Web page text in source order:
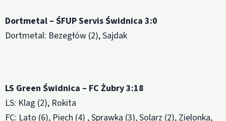
Dortmetal – ŚFUP Servis Świdnica 3:0
Dortmetal: Bezegłów (2), Sajdak
LS Green Świdnica – FC Żubry 3:18
LS: Klag (2), Rokita
FC: Lato (6), Piech (4) , Sprawka (3), Solarz (2), Zielonka,